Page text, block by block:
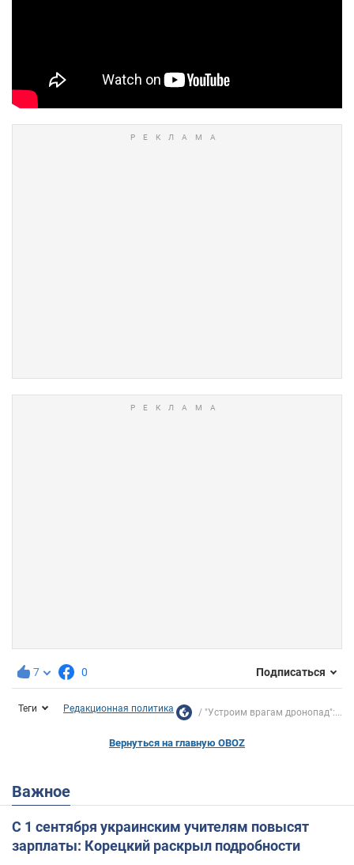
7 0 Подписаться
Теги Редакционная политика "Устроим врагам дронопад":...
Вернуться на главную OBOZ
Важное
С 1 сентября украинским учителям повысят
зарплаты: Корецкий раскрыл подробности